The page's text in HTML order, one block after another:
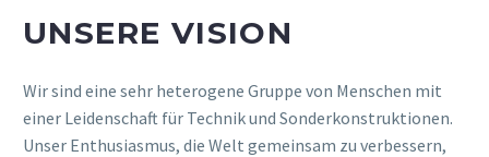
UNSERE VISION
Wir sind eine sehr heterogene Gruppe von Menschen mit
einer Leidenschaft für Technik und Sonderkonstruktionen.
Unser Enthusiasmus, die Welt gemeinsam zu verbessern,